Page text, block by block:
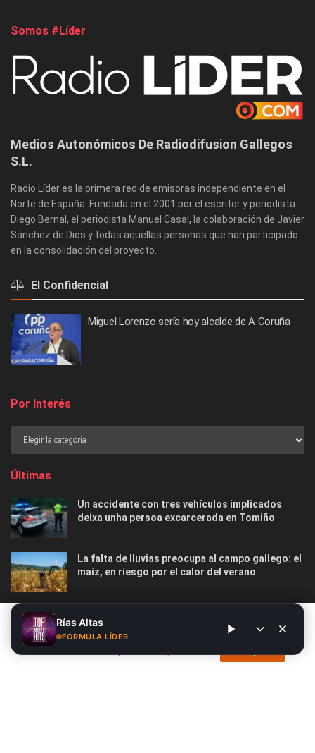
Somos #Líder
Medios Autonómicos De Radiodifusion Gallegos
S.L.
Radio Líder es la primera red de emisoras independiente en el
Norte de España. Fundada en el 2001 por el escritor y periodista
Diego Bernal, el periodista Manuel Casal, la colaboración de Javier
Sánchez de Dios y todas aquellas personas que han participado
en la consolidación del proyecto.
El Confidencial
Miguel Lorenzo sería hoy alcalde de A Coruña
Por Interés
Últimas
Un accidente con tres vehículos implicados
deixa unha persoa excarcerada en Tomiño
La falta de lluvias preocupa al campo gallego: el
maíz, en riesgo por el calor del verano
temperaturas suaves, con nubes y lluvias en
algunas zonas
Rías Altas
FÓRMULA LÍDER
Este sitio web utiliza cookies. Al continuar utilizando este sitio
web, usted da su consentimiento para el uso de cookies. Visite